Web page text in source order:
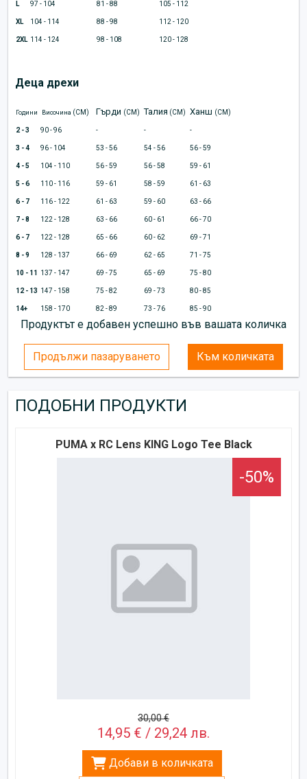
L 97 - 104 81 - 88 105 - 112
XL 104 - 114 88 - 98 112 - 120
2XL 114 - 124 98 - 108 120 - 128
Деца дрехи
Години Височина (CM) Гърди (CM) Талия (CM) Ханш (CM)
2 - 3 90 - 96 - - -
3 - 4 96 - 104 53 - 56 54 - 56 56 - 59
4 - 5 104 - 110 56 - 59 56 - 58 59 - 61
5 - 6 110 - 116 59 - 61 58 - 59 61 - 63
6 - 7 116 - 122 61 - 63 59 - 60 63 - 66
7 - 8 122 - 128 63 - 66 60 - 61 66 - 70
6 - 7 122 - 128 65 - 66 60 - 62 69 - 71
8 - 9 128 - 137 66 - 69 62 - 65 71 - 75
10 - 11 137 - 147 69 - 75 65 - 69 75 - 80
12 - 13 147 - 158 75 - 82 69 - 73 80 - 85
14+ 158 - 170 82 - 89 73 - 76 85 - 90
Продуктът е добавен успешно във вашата количка
Продължи пазаруването Към количката
ПОДОБНИ ПРОДУКТИ
PUMA x RC Lens KING Logo Tee Black
-50%
30,00 €
14,95 € / 29,24 лв.
Добави в количката